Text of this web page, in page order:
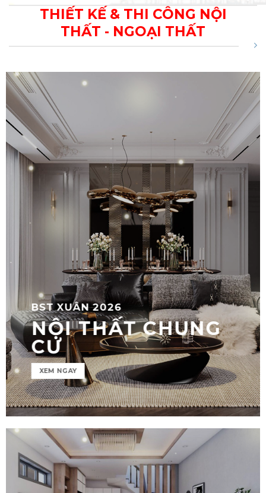
THIẾT KẾ & THI CÔNG NỘI
THẤT - NGOẠI THẤT
BST XUÂN 2026
NỘI THẤT CHUNG
CƯ
XEM NGAY